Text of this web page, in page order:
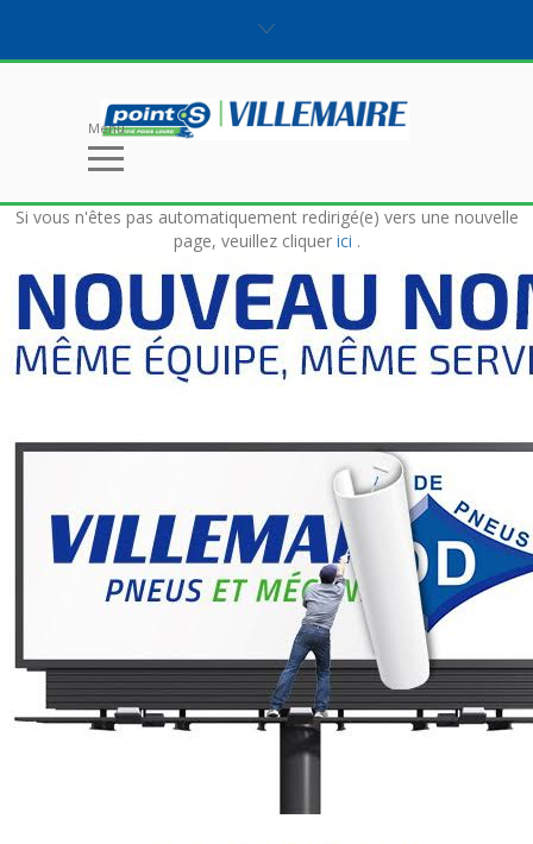
Menu
Si vous n'êtes pas automatiquement redirigé(e) vers une nouvelle
page, veuillez cliquer ici .